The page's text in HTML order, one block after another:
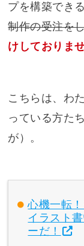
プを構築できる
制作の受注を
けしておりま
こちらは、わ
っている方た
が）。
心機一転
イラスト
ーだ！